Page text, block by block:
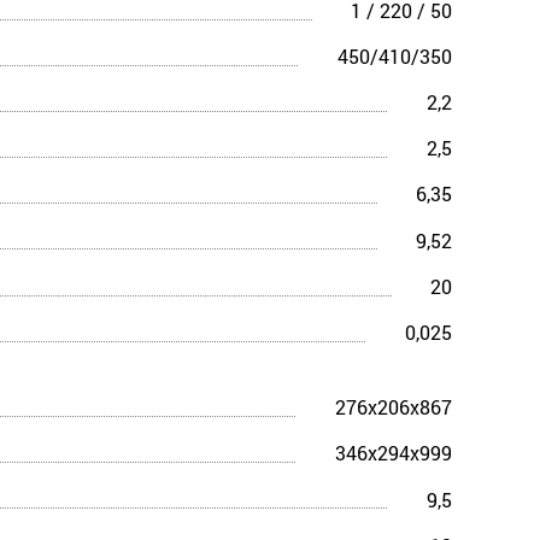
1 / 220 / 50
450/410/350
2,2
2,5
6,35
9,52
20
0,025
276x206x867
346x294x999
9,5